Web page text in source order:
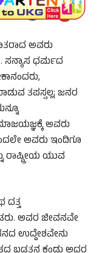
ಅವರು
ಸನ್ಯಾಸ ಧರ್ಮದ
ತಪಸ್ಸಲ್ಲ; ಜನರ
ಅವರು
ಅವರು ಇಂದಿಗೂ
ರಾಷ್ಟ್ರೀಯ ಯುವ
ದತ್ತ
ಅವರ ಜೀವನವೇ
ಉದ್ದೇಶವೇನು